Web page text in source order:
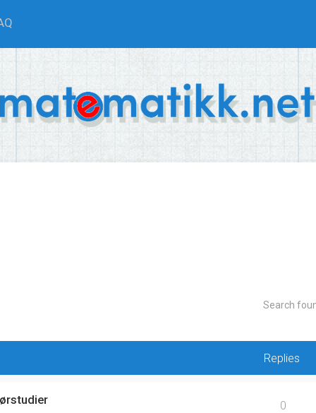
Search
Replies
0